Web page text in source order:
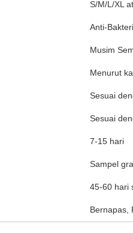
S/M/L/XL
Anti-
Musim
Menurut
Sesuai
Sesuai
7-15 hari
Sampel
45-60 hari
Bernapas,